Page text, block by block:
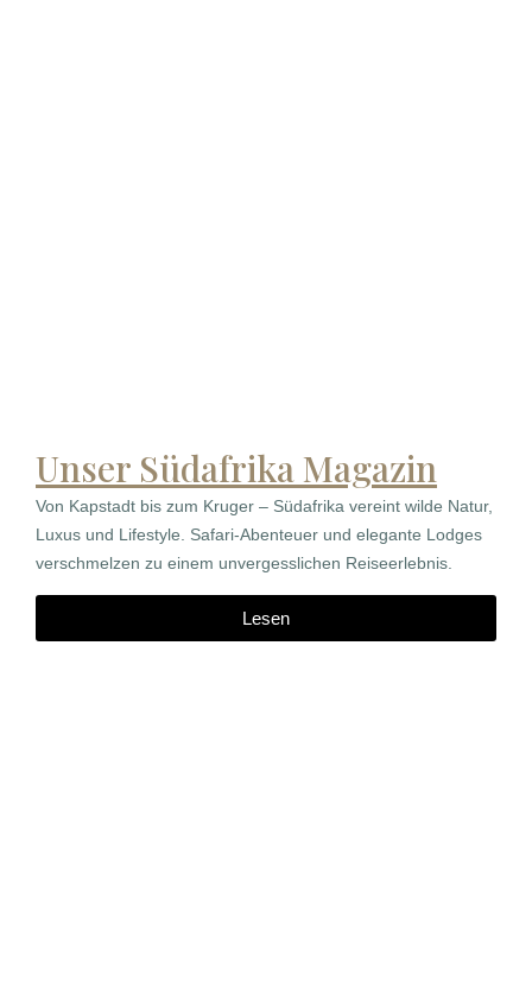
Unser Südafrika Magazin
Von Kapstadt bis zum Kruger – Südafrika vereint wilde Natur,
Luxus und Lifestyle. Safari-Abenteuer und elegante Lodges
verschmelzen zu einem unvergesslichen Reiseerlebnis.
Lesen